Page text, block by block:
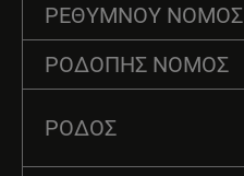
ΡΕΘΥΜΝΟΥ ΝΟΜΟΣ
ΡΟΔΟΠΗΣ ΝΟΜΟΣ
ΡΟΔΟΣ